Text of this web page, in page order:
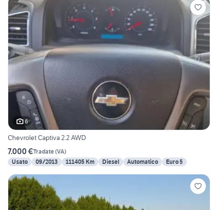
6
Chevrolet Captiva 2.2 AWD
7.000 €Tradate(VA)
Usato
09/2013 111405 Km Diesel Automatico Euro 5